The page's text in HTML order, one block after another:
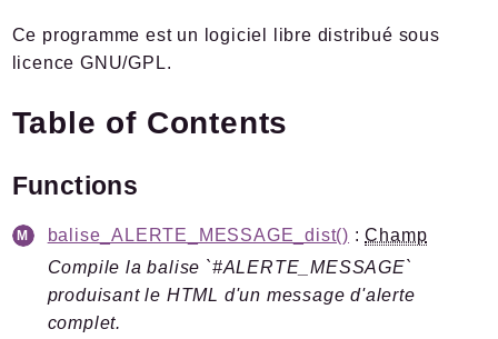
Spip
Afficher
Chiffrer
Compilateur
Cron
Documents
HttpKernel
Ce programme est un logiciel libre distribué sous
licence GNU/GPL.
Table of Contents
Functions
balise_ALERTE_MESSAGE_dist() :Champ
Compile la balise `#ALERTE_MESSAGE`
produisant le HTML d'un message d'alerte
complet.